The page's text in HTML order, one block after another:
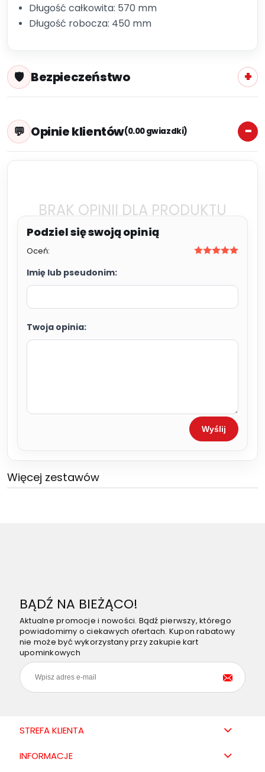
Długość całkowita: 570 mm
Długość robocza: 450 mm
Bezpieczeństwo
Opinie klientów(0.00 gwiazdki)
BRAK OPINII DLA PRODUKTU
Oceń:
Imię lub pseudonim:
Twoja opinia:
Wyślij
Więcej zestawów
BĄDŹ NA BIEŻĄCO!
Aktualne promocje i nowości. Bądź pierwszy, którego
powiadomimy o ciekawych ofertach. Kupon rabatowy
nie może być wykorzystany przy zakupie kart
upominkowych
STREFA KLIENTA
INFORMACJE